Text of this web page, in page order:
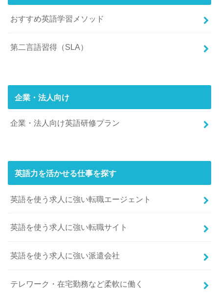
おすすめ英語学習メソッド
第二言語習得（SLA）
企業・法人向け
企業・法人向け英語研修プラン
英語力を活かせる仕事を探す
英語を使う求人に強い転職エージェント
英語を使う求人に強い転職サイト
英語を使う求人に強い派遣会社
テレワーク・在宅勤務など柔軟に働く